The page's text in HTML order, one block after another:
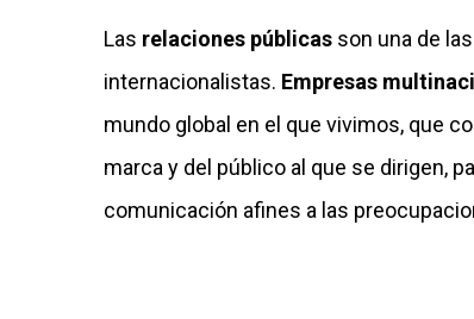
Las relaciones públicas son una de
internacionalistas. Empresas
mundo global en el que vivimos, que
marca y del público al que se dirigen,
comunicación afines a las